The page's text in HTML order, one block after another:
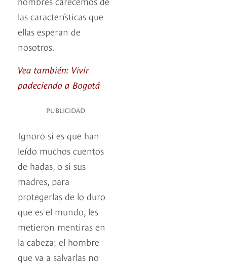
las características que
ellas esperan de
nosotros.
Vea también: Vivir
padeciendo a Bogotá
PUBLICIDAD
Ignoro si es que han
leído muchos cuentos
de hadas, o si sus
madres, para
protegerlas de lo duro
que es el mundo, les
metieron mentiras en
la cabeza; el hombre
que va a salvarlas no